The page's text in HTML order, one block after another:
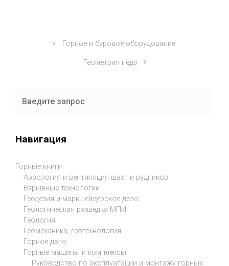
Горное и буровое оборудование
Геометрия недр
Навигация
Горные книги
Аэрология и вентиляция шахт и рудников
Взрывные технологии
Геодезия и маркшейдерское дело
Геологическая разведка МПИ
Геология
Геомеханика, геотехнология
Горное дело
Горные машины и комплексы
Руководство по эксплуатации и монтажу горных